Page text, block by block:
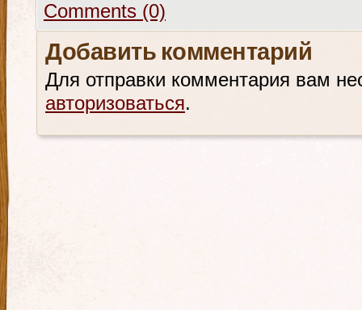
Comments (0)
Добавить комментарий
Для отправки комментария вам
авторизоваться.